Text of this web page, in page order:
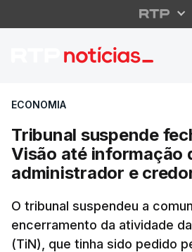
Tribunal
ECONOMIA
Tribunal suspende
Visão até informação
administrador e
O tribunal suspendeu a
encerramento da atividade
(TiN), que tinha sido pedido